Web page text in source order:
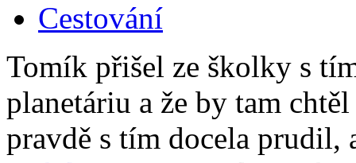
Cestování
Tomík přišel ze školky s
planetáriu a že by tam
pravdě s tím docela prudil,